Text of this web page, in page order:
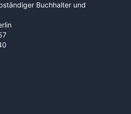
Buchhalter und